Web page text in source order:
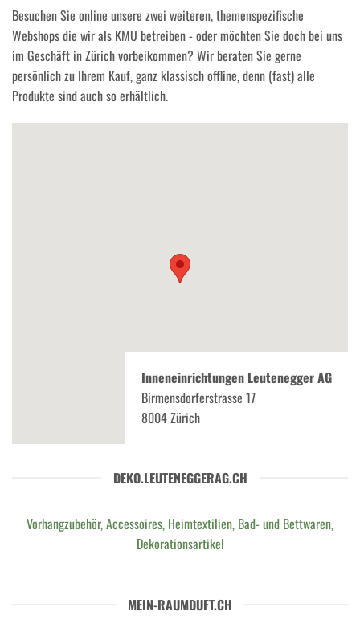
Besuchen Sie online unsere zwei weiteren, themenspezifische
Webshops die wir als KMU betreiben - oder möchten Sie doch bei uns
im Geschäft in Zürich vorbeikommen? Wir beraten Sie gerne
persönlich zu Ihrem Kauf, ganz klassisch offline, denn (fast) alle
Produkte sind auch so erhältlich.
Inneneinrichtungen Leutenegger AG
Birmensdorferstrasse 17
8004 Zürich
DEKO.LEUTENEGGERAG.CH
Vorhangzubehör, Accessoires, Heimtextilien, Bad- und Bettwaren,
Dekorationsartikel
MEIN-RAUMDUFT.CH